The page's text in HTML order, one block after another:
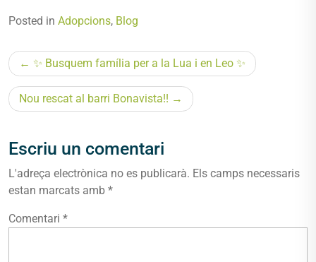
Posted in Adopcions, Blog
Navegació
d'entrades
✨ Busquem família per a la Lua i en Leo ✨
Nou rescat al barri Bonavista!!
Escriu un comentari
L'adreça electrònica no es publicarà. Els camps necessaris
estan marcats amb *
Comentari *